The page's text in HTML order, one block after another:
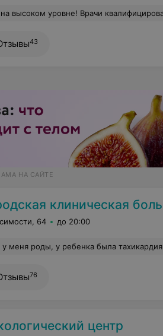
Врачи квалифицированные,грамотные, персонал вежливый! Наша семья постоянный пац-т мед.центра
43
НА САЙТЕ
клиническая
64 до 20:00
в итоге пока воды еще были прозрачные приняла решение и настояла на экстренном кесарево, оказалась абсолютно короткая пуповина, рожать самой был очень высокий риск
76
центр